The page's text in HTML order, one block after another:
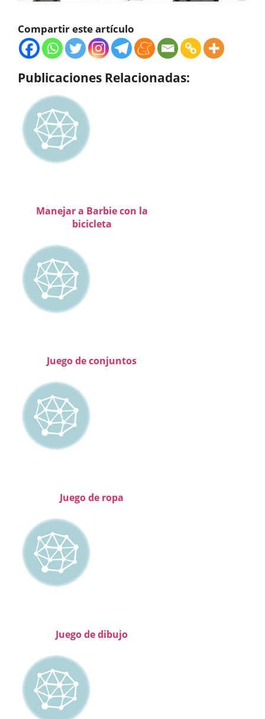
Compartir este artículo
Publicaciones Relacionadas:
Manejar a Barbie con la
bicicleta
Juego de conjuntos
Juego de ropa
Juego de dibujo